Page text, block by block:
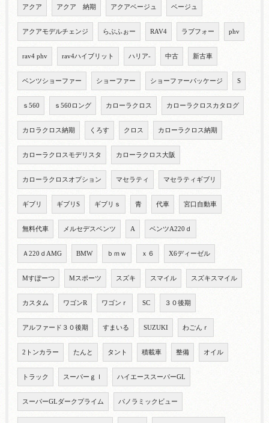
アクア アクア 納期 アクアベージュ ベージュ
アクアモデルチェンジ らぶふぉー RAV4 ラブフォー phv
rav4 phv rav4ハイブリット ハリア- 中古 新古車
ベンツショーファー ショーファー ショーファーパッケージ S
ｓ560 ｓ560ロング カローラクロス カローラクロスカタログ
カロラクロス納期 くろす クロス カローラクロス納期
カローラクロスモデリスタ カローラクロス大阪
カローラクロスオプション マセラティ マセラティギブリ
ギブリ ギブリS ギブリｓ 青 代車 宮口自動車
無料代車 メルセデスベンツ A ベンツA220ｄ
Ａ220ｄAMG BMW ｂｍｗ ｘ６ X6ディーゼル
Mすぽーつ Mスポーツ スズキ スマイル スズキスマイル
カスタム ワゴンR ワゴンｒ SC ３０後期
アルファード３０後期 すまいる SUZUKI わごんｒ
2トンカラー たんと タント 積載車 整備 オイル
トラック スーパーｇｌ ハイエーススーパーGL
スーパーGLダークプライム パノラミックビュー